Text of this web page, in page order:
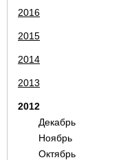
2016
2015
2014
2013
2012
Декабрь
Ноябрь
Октябрь